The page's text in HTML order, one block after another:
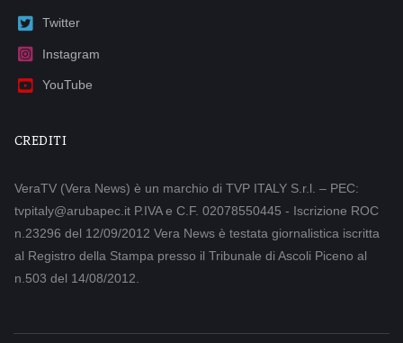
Twitter
Instagram
YouTube
CREDITI
VeraTV (Vera News) è un marchio di TVP ITALY S.r.l. – PEC:
tvpitaly@arubapec.it P.IVA e C.F. 02078550445 - Iscrizione ROC
n.23296 del 12/09/2012 Vera News è testata giornalistica iscritta
al Registro della Stampa presso il Tribunale di Ascoli Piceno al
n.503 del 14/08/2012.